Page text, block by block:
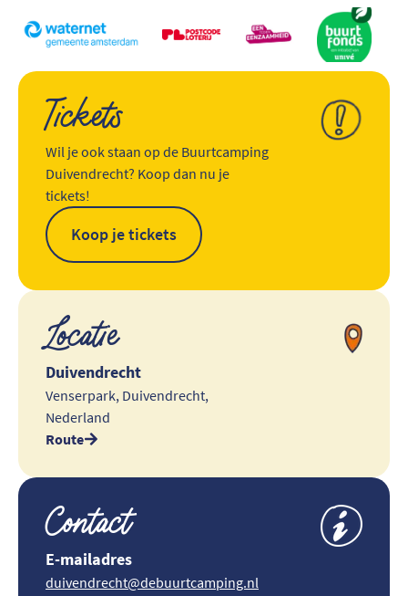
Tickets
Wil je ook staan op de Buurtcamping
Duivendrecht? Koop dan nu je
tickets!
Koop je tickets
Locatie
Duivendrecht
Venserpark, Duivendrecht,
Nederland
Route
Contact
E-mailadres
duivendrecht@debuurtcamping.nl